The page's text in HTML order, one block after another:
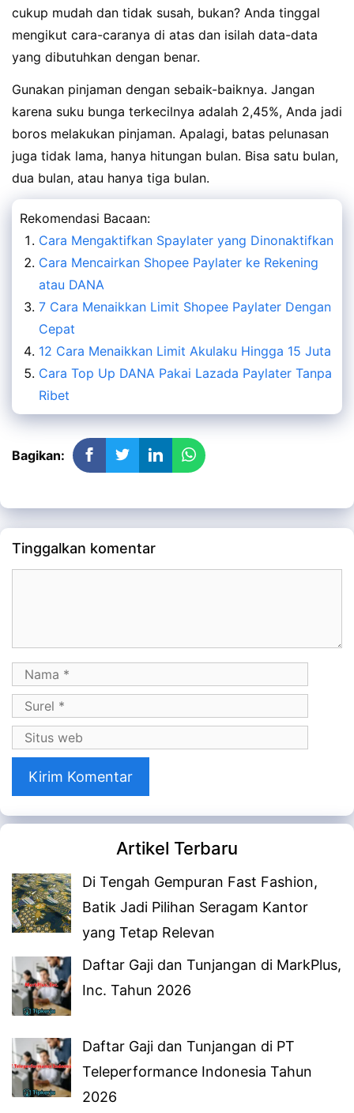
cukup mudah dan tidak susah, bukan? Anda tinggal
mengikut cara-caranya di atas dan isilah data-data
yang dibutuhkan dengan benar.
Gunakan pinjaman dengan sebaik-baiknya. Jangan
karena suku bunga terkecilnya adalah 2,45%, Anda jadi
boros melakukan pinjaman. Apalagi, batas pelunasan
juga tidak lama, hanya hitungan bulan. Bisa satu bulan,
dua bulan, atau hanya tiga bulan.
Rekomendasi Bacaan:
Cara Mengaktifkan Spaylater yang Dinonaktifkan
Cara Mencairkan Shopee Paylater ke Rekening
atau DANA
7 Cara Menaikkan Limit Shopee Paylater Dengan
Cepat
12 Cara Menaikkan Limit Akulaku Hingga 15 Juta
Cara Top Up DANA Pakai Lazada Paylater Tanpa
Ribet
Bagikan:
Tinggalkan komentar
Nama
Surel
Situs
web
Artikel Terbaru
Di Tengah Gempuran Fast Fashion,
Batik Jadi Pilihan Seragam Kantor
yang Tetap Relevan
Daftar Gaji dan Tunjangan di MarkPlus,
Inc. Tahun 2026
Daftar Gaji dan Tunjangan di PT
Teleperformance Indonesia Tahun
2026